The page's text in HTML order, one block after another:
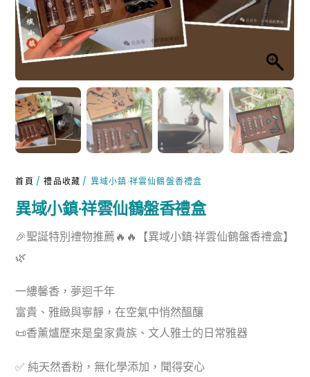
首頁 /禮品收藏 / 異域小鎮·祥雲仙鶴盤香禮盒
異域小鎮·祥雲仙鶴盤香禮盒
🎉聖誕特別禮物推薦🔥🔥【異域小鎮·祥雲仙鶴盤香禮盒】
🌿
一縷馨香，夢迴千年
富貴、雅緻與寧靜，在空氣中悄然醞釀
📜香薰爐歷來是皇家貴族、文人雅士的日常雅器
✅ 純天然香粉，無化學添加，聞得安心